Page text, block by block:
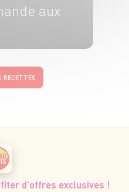
aux
RECETTES
d’offres exclusives !